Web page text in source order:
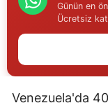
Günün en
Ücretsiz
Venezuela'da